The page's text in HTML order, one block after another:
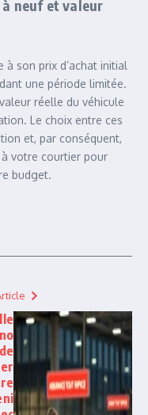
neuf et valeur
à son prix d’achat initial
une période limitée.
réelle du véhicule
Le choix entre ces
et, par conséquent,
votre courtier pour
budget.